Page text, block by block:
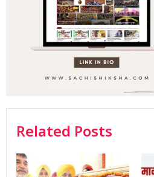
Related Posts